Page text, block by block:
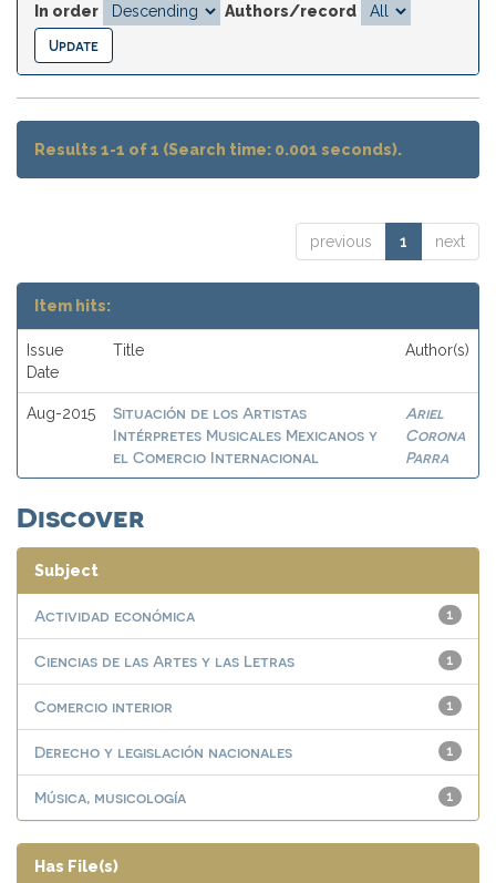
In order
Authors/record
Results 1-1 of 1 (Search time: 0.001 seconds).
previous 1 next
Item hits:
Issue
Date
Title Author(s)
Aug-2015
Situación de los Artistas
Intérpretes Musicales Mexicanos y
el Comercio Internacional
Ariel
Corona
Parra
Discover
Subject
1
Actividad económica
1
Ciencias de las Artes y las Letras
1
Comercio interior
1
Derecho y legislación nacionales
1
Música, musicología
Has File(s)